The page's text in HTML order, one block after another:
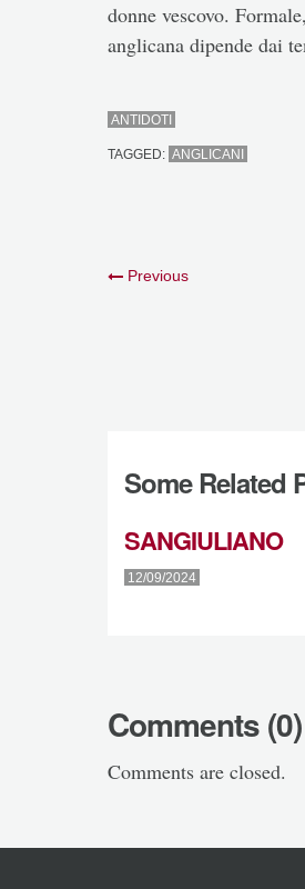
donne vescovo.
anglicana dipende dai
ANTIDOTI
TAGGED: ANGLICANI
Previous
Some Related
SANGIULIANO
12/09/2024
Comments (0)
Comments are closed.